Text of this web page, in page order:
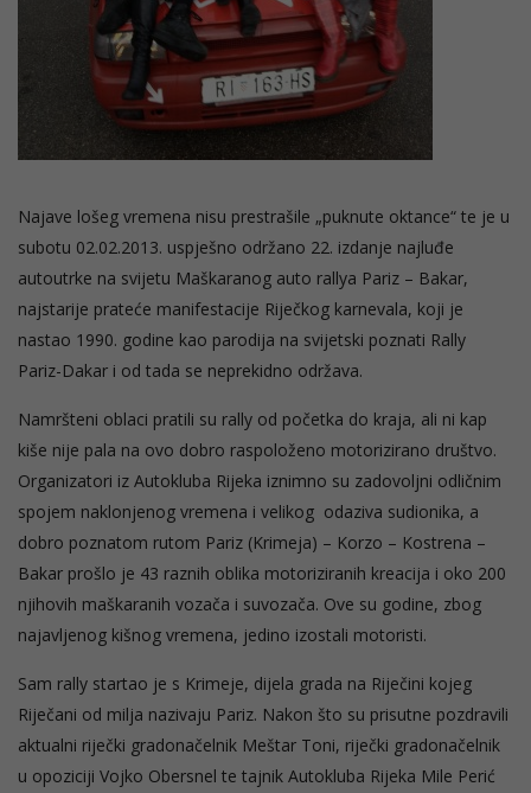
Najave lošeg vremena nisu prestrašile „puknute oktance“ te je u
subotu 02.02.2013. uspješno održano 22. izdanje najluđe
autoutrke na svijetu Maškaranog auto rallya Pariz – Bakar,
najstarije prateće manifestacije Riječkog karnevala, koji je
nastao 1990. godine kao parodija na svijetski poznati Rally
Pariz-Dakar i od tada se neprekidno održava.
Namršteni oblaci pratili su rally od početka do kraja, ali ni kap
kiše nije pala na ovo dobro raspoloženo motorizirano društvo.
Organizatori iz Autokluba Rijeka iznimno su zadovoljni odličnim
spojem naklonjenog vremena i velikog odaziva sudionika, a
dobro poznatom rutom Pariz (Krimeja) – Korzo – Kostrena –
Bakar prošlo je 43 raznih oblika motoriziranih kreacija i oko 200
njihovih maškaranih vozača i suvozača. Ove su godine, zbog
najavljenog kišnog vremena, jedino izostali motoristi.
Sam rally startao je s Krimeje, dijela grada na Riječini kojeg
Riječani od milja nazivaju Pariz. Nakon što su prisutne pozdravili
aktualni riječki gradonačelnik Meštar Toni, riječki gradonačelnik
u opoziciji Vojko Obersnel te tajnik Autokluba Rijeka Mile Perić